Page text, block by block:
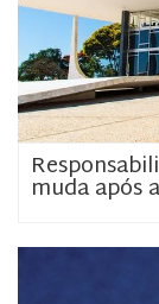
muda após